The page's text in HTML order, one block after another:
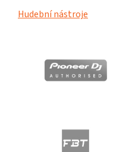
Hudební nástroje